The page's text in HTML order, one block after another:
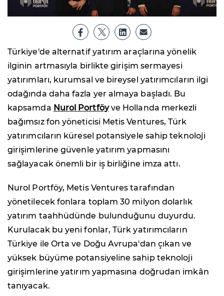
Türkiye'de alternatif yatırım araçlarına yönelik
ilginin artmasıyla birlikte girişim sermayesi
yatırımları, kurumsal ve bireysel yatırımcıların ilgi
odağında daha fazla yer almaya başladı. Bu
kapsamda Nurol Portföyve Hollanda merkezli
bağımsız fon yöneticisi Metis Ventures, Türk
yatırımcıların küresel potansiyele sahip teknoloji
girişimlerine güvenle yatırım yapmasını
sağlayacak önemli bir iş birliğine imza attı.
Nurol Portföy, Metis Ventures tarafından
yönetilecek fonlara toplam 30 milyon dolarlık
yatırım taahhüdünde bulunduğunu duyurdu.
Kurulacak bu yeni fonlar, Türk yatırımcıların
Türkiye ile Orta ve Doğu Avrupa'dan çıkan ve
yüksek büyüme potansiyeline sahip teknoloji
girişimlerine yatırım yapmasına doğrudan imkân
tanıyacak.